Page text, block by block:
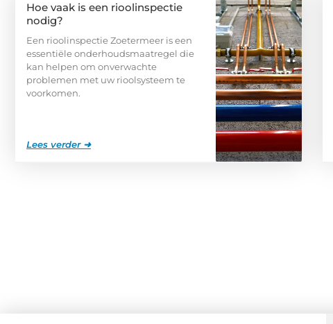
Hoe vaak is een rioolinspectie
nodig?
Een rioolinspectie Zoetermeer is een
essentiële onderhoudsmaatregel die
kan helpen om onverwachte
problemen met uw rioolsysteem te
voorkomen.
Lees verder ➜